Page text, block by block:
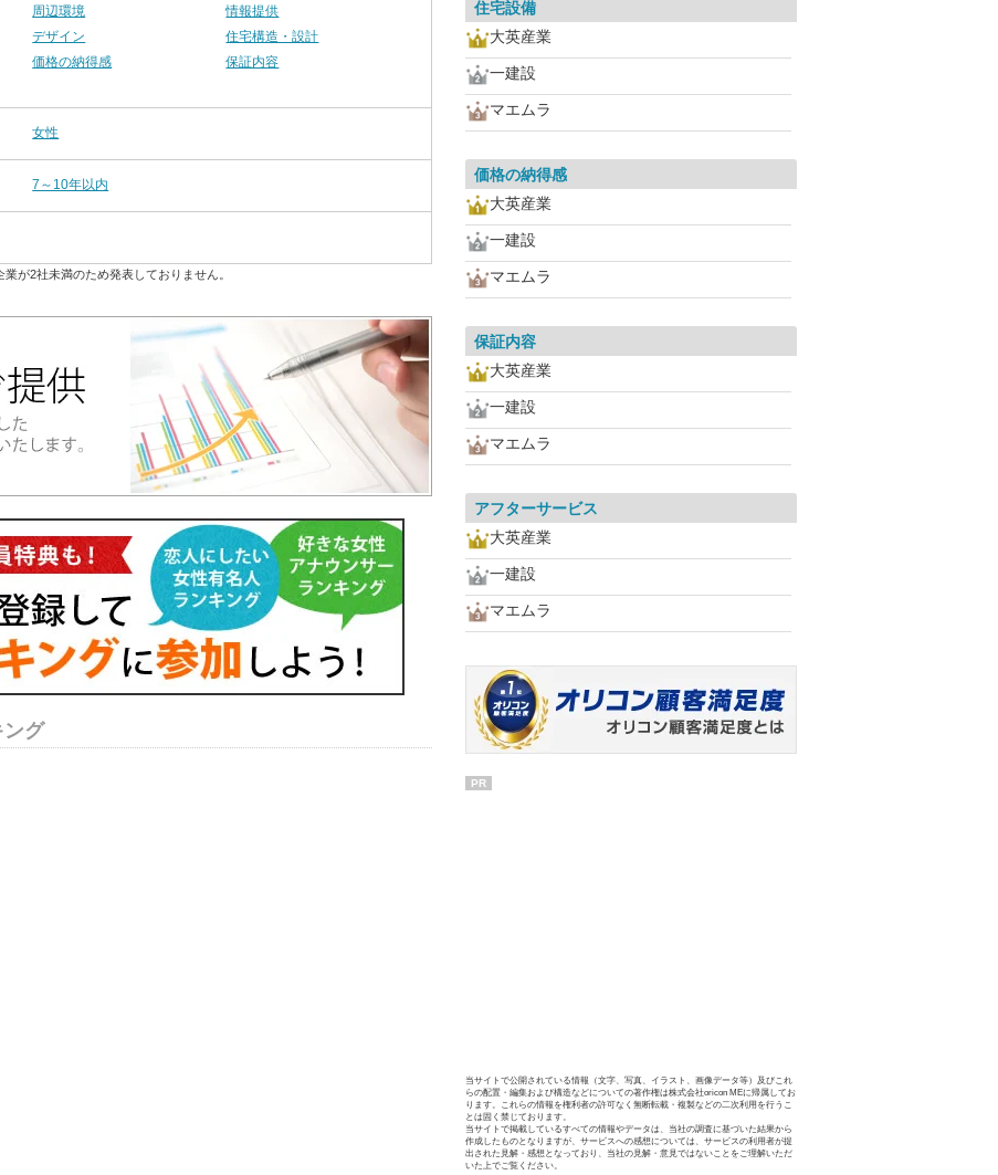
周辺環境
情報提供
デザイン
住宅構造・設計
価格の納得感
保証内容
女性
7～10年以内
が2社未満のため発表しておりません。
ング
住宅設備
大英産業
一建設
マエムラ
価格の納得感
大英産業
一建設
マエムラ
保証内容
大英産業
一建設
マエムラ
アフターサービス
大英産業
一建設
マエムラ
PR
当サイトで公開されている情報（文字、写真、イラスト、画像データ等）及びこれ
らの配置・編集および構造などについての著作権は株式会社oricon MEに帰属してお
ります。これらの情報を権利者の許可なく無断転載・複製などの二次利用を行うこ
とは固く禁じております。
当サイトで掲載しているすべての情報やデータは、当社の調査に基づいた結果から
作成したものとなりますが、サービスへの感想については、サービスの利用者が提
出された見解・感想となっており、当社の見解・意見ではないことをご理解いただ
いた上でご覧ください。